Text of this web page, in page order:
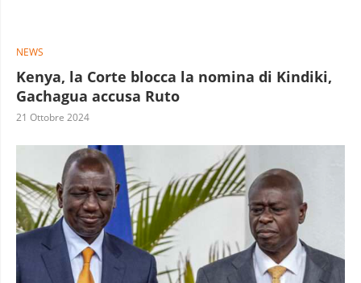
NEWS
Kenya, la Corte blocca la nomina di Kindiki,
Gachagua accusa Ruto
21 Ottobre 2024